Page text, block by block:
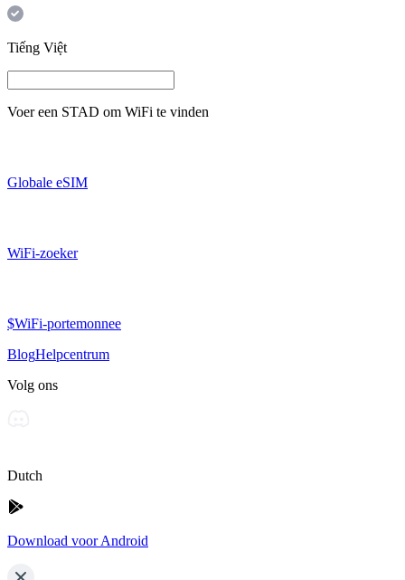
Tiếng Việt
Voer een STAD om WiFi te vinden
Globale eSIM
WiFi-zoeker
$WiFi-portemonnee
BlogHelpcentrum
Volg ons
Dutch
Download voor Android